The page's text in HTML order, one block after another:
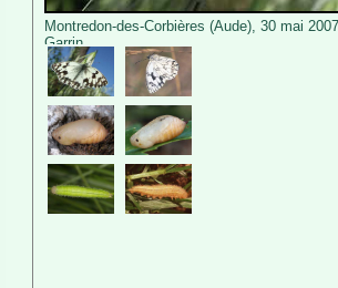
Montredon-des-Corbières (Aude), 30 mai
Garrin.